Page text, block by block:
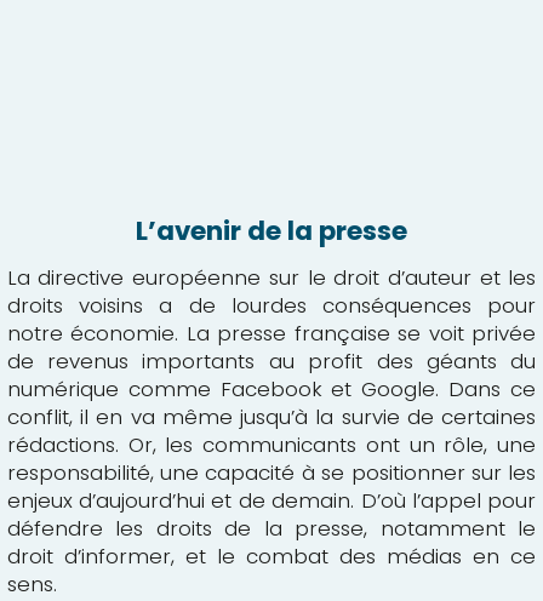
L’avenir de la presse
La directive européenne sur le droit d’auteur et les
droits voisins a de lourdes conséquences pour
notre économie. La presse française se voit privée
de revenus importants au profit des géants du
numérique comme Facebook et Google. Dans ce
conflit, il en va même jusqu’à la survie de certaines
rédactions. Or, les communicants ont un rôle, une
responsabilité, une capacité à se positionner sur les
enjeux d’aujourd’hui et de demain. D’où l’appel pour
défendre les droits de la presse, notamment le
droit d’informer, et le combat des médias en ce
sens.